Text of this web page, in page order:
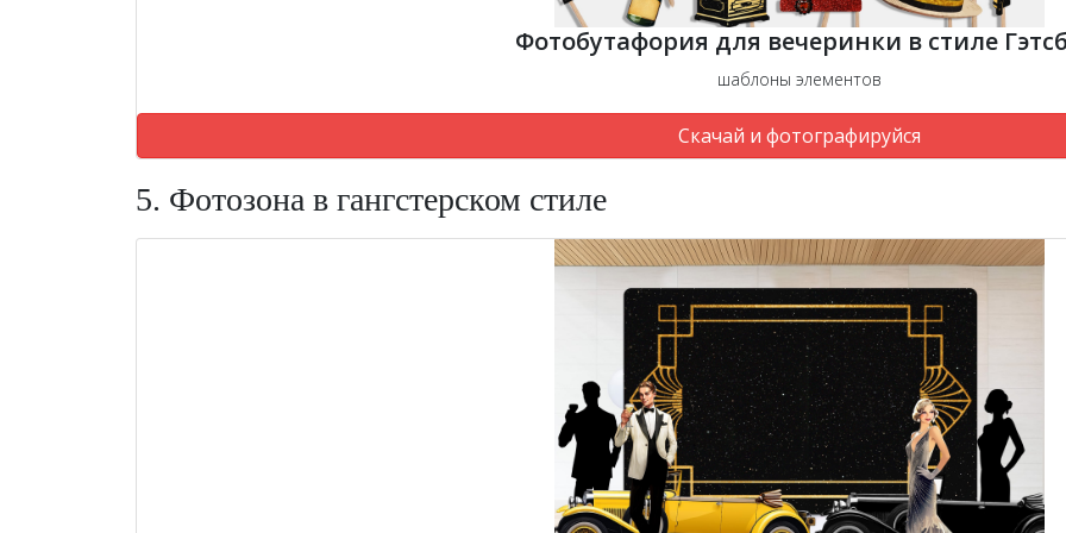
Фотобутафория для вечеринки в стиле
шаблоны элементов
Скачай и фотографируйся
5. Фотозона в гангстерском стиле